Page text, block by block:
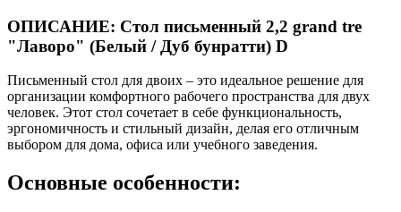
ОПИСАНИЕ: Стол письменный 2,2 grand tre
"Лаворо" (Белый / Дуб бунратти) D
Письменный стол для двоих – это идеальное решение для
организации комфортного рабочего пространства для двух
человек. Этот стол сочетает в себе функциональность,
эргономичность и стильный дизайн, делая его отличным
выбором для дома, офиса или учебного заведения.
Основные особенности: